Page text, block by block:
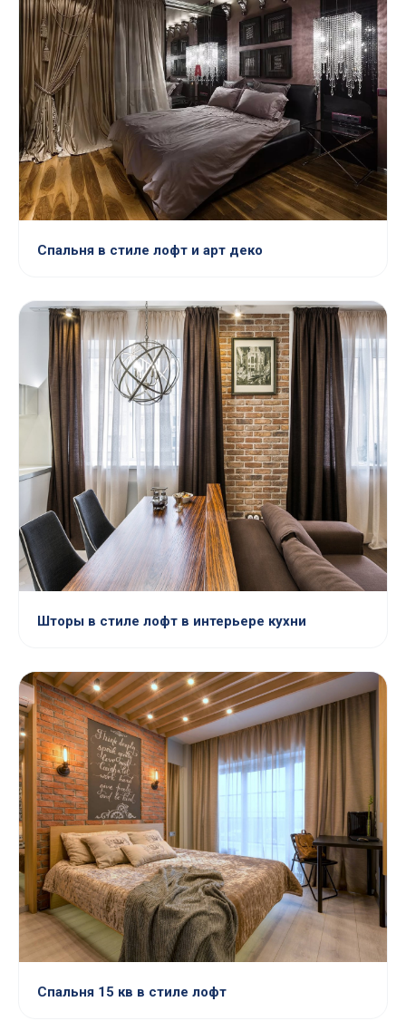
Спальня в стиле лофт и арт деко
Шторы в стиле лофт в интерьере кухни
Спальня 15 кв в стиле лофт